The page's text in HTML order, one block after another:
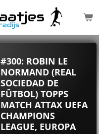
#300: ROBIN LE
NORMAND (REAL
SOCIEDAD DE
FÛTBOL) TOPPS
MATCH ATTAX UEFA
CHAMPIONS
LEAGUE, EUROPA